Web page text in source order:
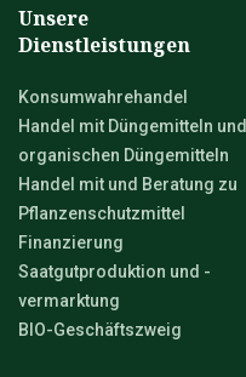
Unsere
Dienstleistungen
Konsumwahrehandel
Handel mit Düngemitteln und
organischen Düngemitteln
Handel mit und Beratung zu
Pflanzenschutzmittel
Finanzierung
Saatgutproduktion und -
vermarktung
BIO-Geschäftszweig